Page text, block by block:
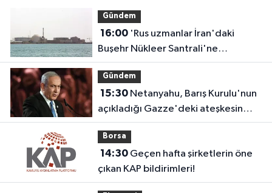
Gündem
16:00'Rus uzmanlar İran'daki
Buşehr Nükleer Santrali'ne
dönmeye başladı'
Gündem
15:30Netanyahu, Barış Kurulu'nun
açıkladığı Gazze'deki ateşkesin
ikinci aşaması planını reddetti
Borsa
14:30Geçen hafta şirketlerin öne
çıkan KAP bildirimleri!